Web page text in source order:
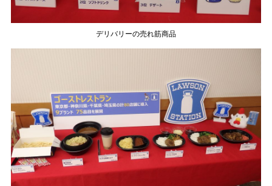
デリバリーの売れ筋商品